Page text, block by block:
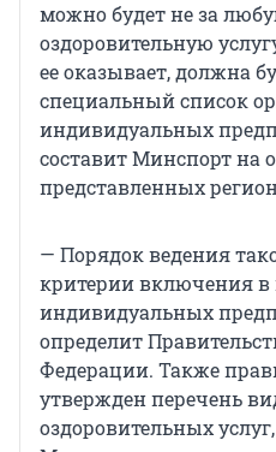
можно будет не за
оздоровительную
ее оказывает, должна
специальный список
индивидуальных
составит Минспорт на
представленных
— Порядок ведения
критерии включения в
индивидуальных
определит
Федерации. Также
утвержден перечень
оздоровительных